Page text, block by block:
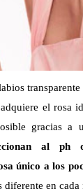
el rosa
gracias a
al ph
único a los
diferente en cada